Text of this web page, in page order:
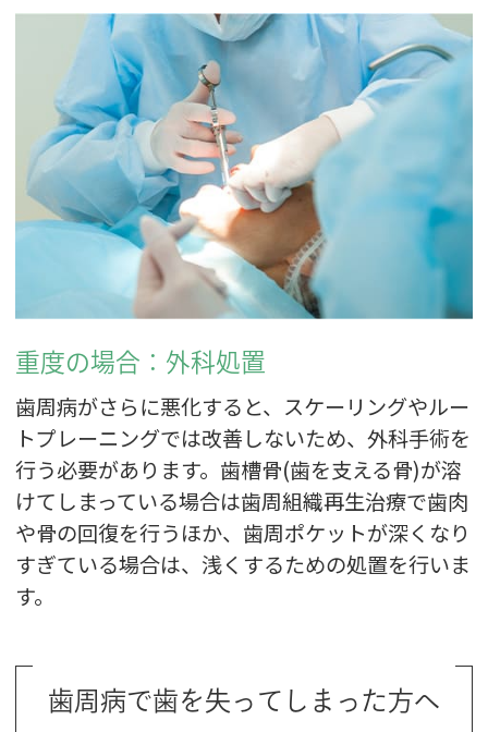
重度の場合：外科処置
歯周病がさらに悪化すると、スケーリングやルー
トプレーニングでは改善しないため、外科手術を
行う必要があります。歯槽骨(歯を支える骨)が溶
けてしまっている場合は歯周組織再生治療で歯肉
や骨の回復を行うほか、歯周ポケットが深くなり
すぎている場合は、浅くするための処置を行いま
す。
歯周病で歯を失ってしまった方へ